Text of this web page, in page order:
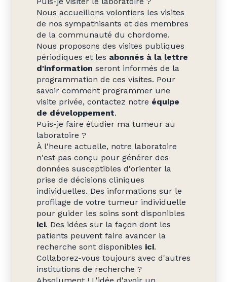
Nous accueillons volontiers les visites
de nos sympathisants et des membres
de la communauté du chordome.
Nous proposons des visites publiques
périodiques et les abonnés à la lettre
d'information seront informés de la
programmation de ces visites. Pour
savoir comment programmer une
visite privée, contactez notre équipe
de développement.
Puis-je faire étudier ma tumeur au
laboratoire ?
À l'heure actuelle, notre laboratoire
n'est pas conçu pour générer des
données susceptibles d'orienter la
prise de décisions cliniques
individuelles. Des informations sur le
profilage de votre tumeur individuelle
pour guider les soins sont disponibles
ici. Des idées sur la façon dont les
patients peuvent faire avancer la
recherche sont disponibles ici.
Collaborez-vous toujours avec d'autres
institutions de recherche ?